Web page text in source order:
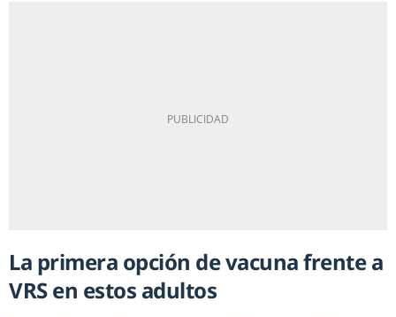
La primera opción de vacuna frente a
VRS en estos adultos